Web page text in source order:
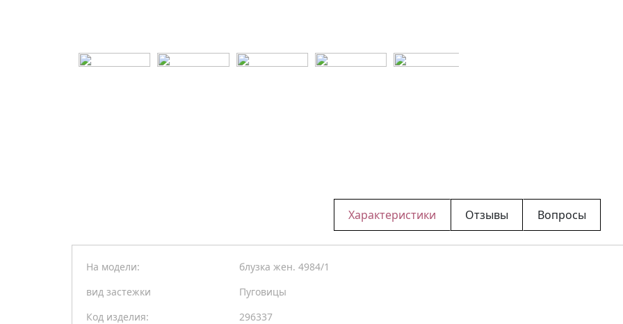
Характеристики Отзывы Вопросы
На модели:
блузка жен. 4984/1
вид застежки
Пуговицы
Код изделия:
296337